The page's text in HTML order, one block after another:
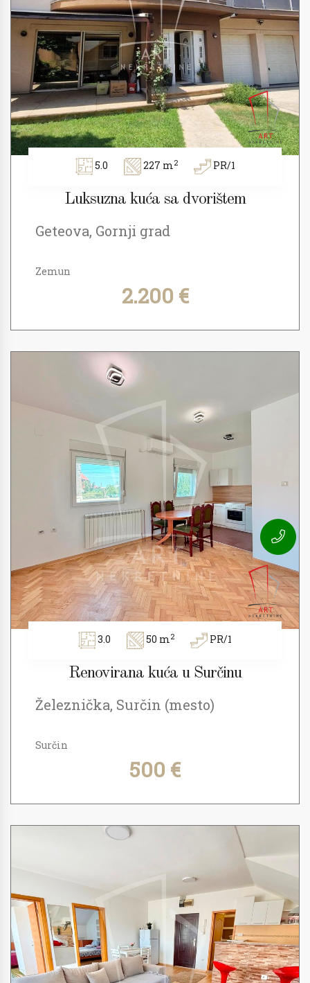
5.0 227 m2 PR/1
Luksuzna kuća sa dvorištem
Geteova, Gornji grad
Zemun
2.200 €
3.0 50 m2 PR/1
Renovirana kuća u Surčinu
Železnička, Surčin (mesto)
Surčin
500 €